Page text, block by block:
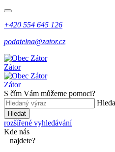
+420 554 645 126
podatelna@zator.cz
Zátor
Zátor
S čím Vám můžeme pomoci?
Hledat
rozšířené vyhledávání
Kde nás
najdete?